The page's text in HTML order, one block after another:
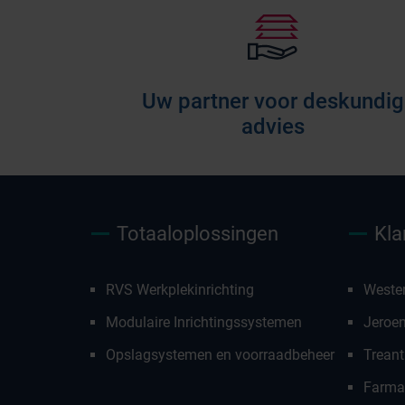
Uw partner voor deskundig
advies
Totaaloplossingen
RVS Werkplekinrichting
Modulaire Inrichtingssystemen
Opslagsystemen en voorraadbeheer